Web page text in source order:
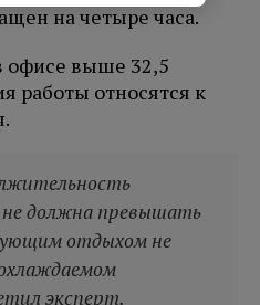
на четыре часа.
офисе выше 32,5
работы относятся к
должна превышать
отдыхом не
эксперт.